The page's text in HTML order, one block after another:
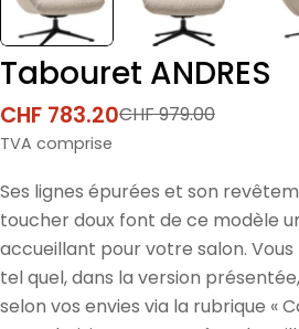
Tabouret ANDRES
Prix
de
CHF 783.20
Prix
normal
CHF 979.00
TVA comprise
Ses lignes épurées et son
toucher doux font de ce modèle
accueillant pour votre salon.
tel quel, dans la version
selon vos envies via la rubrique «